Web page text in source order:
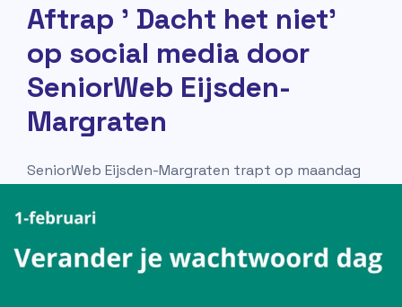
Aftrap ' Dacht het niet'
op social media door
SeniorWeb Eijsden-
Margraten
SeniorWeb Eijsden-Margraten trapt op maandag
project'Dacht Het Niet'